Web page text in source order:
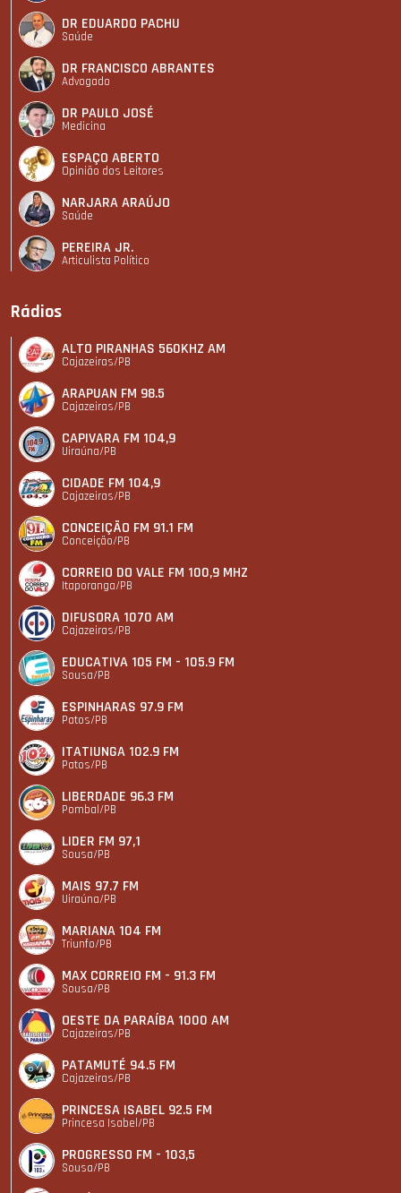
DR EDUARDO PACHU
Saúde
DR FRANCISCO ABRANTES
Advogado
DR PAULO JOSÉ
Medicina
ESPAÇO ABERTO
Opinião dos Leitores
NARJARA ARAÚJO
Saúde
PEREIRA JR.
Articulista Polí­tico
Rádios
ALTO PIRANHAS 560KHZ AM
Cajazeiras/PB
ARAPUAN FM 98.5
Cajazeiras/PB
CAPIVARA FM 104,9
Uiraúna/PB
CIDADE FM 104,9
Cajazeiras/PB
CONCEIÇÃO FM 91.1 FM
Conceição/PB
CORREIO DO VALE FM 100,9 MHZ
Itaporanga/PB
DIFUSORA 1070 AM
Cajazeiras/PB
EDUCATIVA 105 FM - 105.9 FM
Sousa/PB
ESPINHARAS 97.9 FM
Patos/PB
ITATIUNGA 102.9 FM
Patos/PB
LIBERDADE 96.3 FM
Pombal/PB
LIDER FM 97,1
Sousa/PB
MAIS 97.7 FM
Uiraúna/PB
MARIANA 104 FM
Triunfo/PB
MAX CORREIO FM - 91.3 FM
Sousa/PB
OESTE DA PARAÍBA 1000 AM
Cajazeiras/PB
PATAMUTÉ 94.5 FM
Cajazeiras/PB
PRINCESA ISABEL 92.5 FM
Princesa Isabel/PB
PROGRESSO FM - 103,5
Sousa/PB